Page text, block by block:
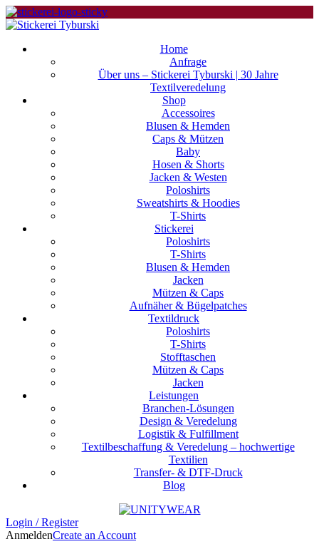
Home
Anfrage
Über uns – Stickerei Tyburski | 30 Jahre
Textilveredelung
Shop
Accessoires
Blusen & Hemden
Caps & Mützen
Baby
Hosen & Shorts
Jacken & Westen
Poloshirts
Sweatshirts & Hoodies
T-Shirts
Stickerei
Poloshirts
T-Shirts
Blusen & Hemden
Jacken
Mützen & Caps
Aufnäher & Bügelpatches
Textildruck
Poloshirts
T-Shirts
Stofftaschen
Mützen & Caps
Jacken
Leistungen
Branchen-Lösungen
Design & Veredelung
Logistik & Fulfillment
Textilbeschaffung & Veredelung – hochwertige
Textilien
Transfer- & DTF-Druck
Blog
Login / Register
AnmeldenCreate an Account